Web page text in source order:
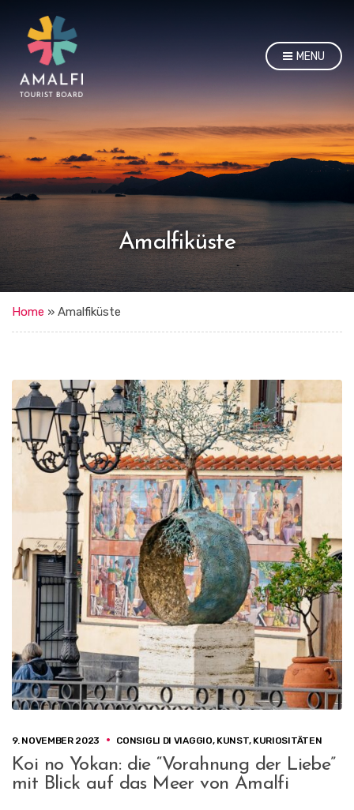
MENU
Amalfiküste
Home » Amalfiküste
9. NOVEMBER 2023 CONSIGLI DI VIAGGIO, KUNST, KURIOSITÄTEN
Koi no Yokan: die “Vorahnung der Liebe”
mit Blick auf das Meer von Amalfi